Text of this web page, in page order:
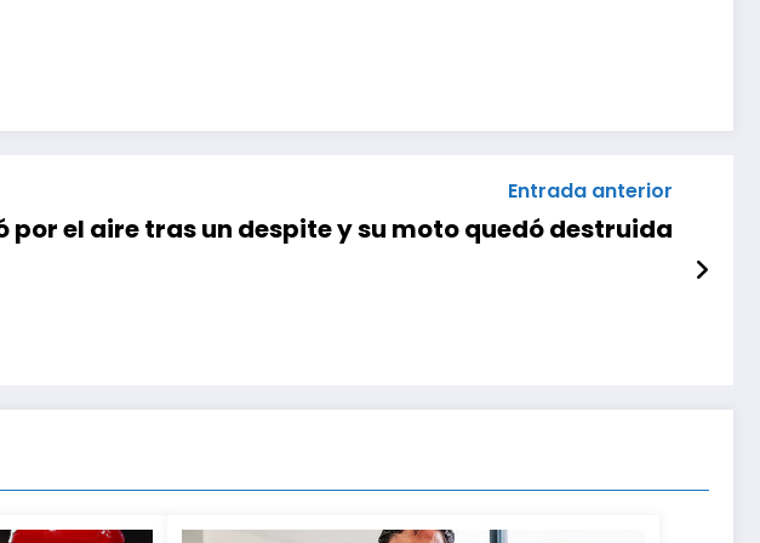
Entrada anterior
por el aire tras un despite y su moto quedó destruida